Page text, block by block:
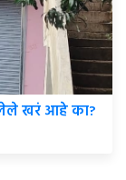
खरं आहे का?